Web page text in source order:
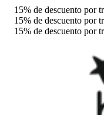
15% de descuento por
15% de descuento por
15% de descuento por